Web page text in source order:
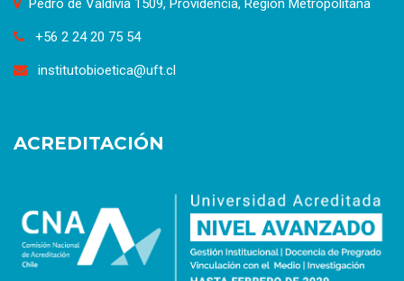
Pedro de Valdivia 1509, Providencia, Región Metropolitana
+56 2 24 20 75 54
institutobioetica@uft.cl
ACREDITACIÓN